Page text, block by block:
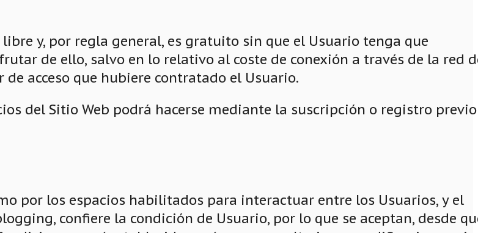
y, por regla general, es gratuito sin que el Usuario tenga que
de ello, salvo en lo relativo al coste de conexión a través de la red
acceso que hubiere contratado el Usuario.
del Sitio Web podrá hacerse mediante la suscripción o registro previo
por los espacios habilitados para interactuar entre los Usuarios, y el
confiere la condición de Usuario, por lo que se aceptan, desde